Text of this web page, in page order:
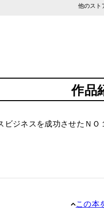
他のスト
作品
ジネスを成功させたＮ
この本